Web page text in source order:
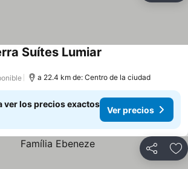
Suítes Lumiar
a 22.4 km de: Centro de la ciudad
ver los precios exactos
Ver precios
Compartir